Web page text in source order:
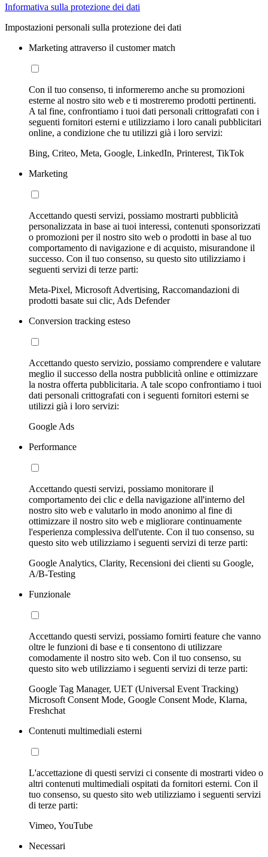
Informativa sulla protezione dei dati
Impostazioni personali sulla protezione dei dati
Marketing attraverso il customer match
Con il tuo consenso, ti informeremo anche su promozioni
esterne al nostro sito web e ti mostreremo prodotti pertinenti.
A tal fine, confrontiamo i tuoi dati personali crittografati con i
seguenti fornitori esterni e utilizziamo i loro canali pubblicitari
online, a condizione che tu utilizzi già i loro servizi:
Bing, Criteo, Meta, Google, LinkedIn, Printerest, TikTok
Marketing
Accettando questi servizi, possiamo mostrarti pubblicità
personalizzata in base ai tuoi interessi, contenuti sponsorizzati
o promozioni per il nostro sito web o prodotti in base al tuo
comportamento di navigazione e di acquisto, misurandone il
successo. Con il tuo consenso, su questo sito utilizziamo i
seguenti servizi di terze parti:
Meta-Pixel, Microsoft Advertising, Raccomandazioni di
prodotti basate sui clic, Ads Defender
Conversion tracking esteso
Accettando questo servizio, possiamo comprendere e valutare
meglio il successo della nostra pubblicità online e ottimizzare
la nostra offerta pubblicitaria. A tale scopo confrontiamo i tuoi
dati personali crittografati con i seguenti fornitori esterni se
utilizzi già i loro servizi:
Google Ads
Performance
Accettando questi servizi, possiamo monitorare il
comportamento dei clic e della navigazione all'interno del
nostro sito web e valutarlo in modo anonimo al fine di
ottimizzare il nostro sito web e migliorare continuamente
l'esperienza complessiva dell'utente. Con il tuo consenso, su
questo sito web utilizziamo i seguenti servizi di terze parti:
Google Analytics, Clarity, Recensioni dei clienti su Google,
A/B-Testing
Funzionale
Accettando questi servizi, possiamo fornirti feature che vanno
oltre le funzioni di base e ti consentono di utilizzare
comodamente il nostro sito web. Con il tuo consenso, su
questo sito web utilizziamo i seguenti servizi di terze parti:
Google Tag Manager, UET (Universal Event Tracking)
Microsoft Consent Mode, Google Consent Mode, Klarna,
Freshchat
Contenuti multimediali esterni
L'accettazione di questi servizi ci consente di mostrarti video o
altri contenuti multimediali ospitati da fornitori esterni. Con il
tuo consenso, su questo sito web utilizziamo i seguenti servizi
di terze parti:
Vimeo, YouTube
Necessari